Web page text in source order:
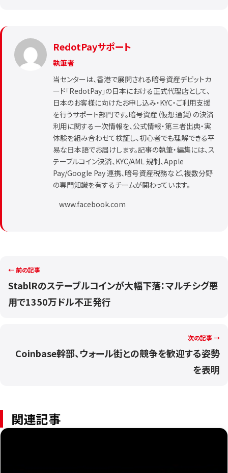
RedotPayサポート
執筆者
当センターは、香港で展開される暗号資産デビットカ
ード「RedotPay」の日本における正式代理店として、
日本のお客様に向けたお申し込み・KYC・ご利用支援
を行うサポート部門です。暗号資産（仮想通貨）の決済
利用に関する一次情報を、公式情報・第三者出典・実
体験を組み合わせて検証し、初心者でも理解できる平
易な日本語でお届けします。記事の執筆・編集には、ス
テーブルコイン決済、KYC/AML 規制、Apple
Pay/Google Pay 連携、暗号資産税務など、複数分野
の専門知識を有するチームが関わっています。
www.facebook.com
← 前の記事
StablRのステーブルコインが大幅下落：マルチシグ悪
用で1350万ドル不正発行
次の記事 →
Coinbase幹部、ウォール街との競争を歓迎する姿勢
を表明
関連記事